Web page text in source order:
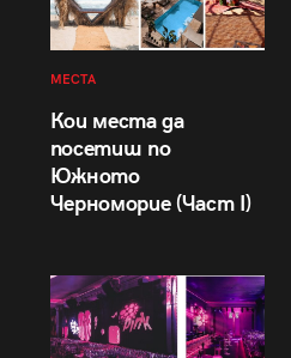
МЕСТА
Кои места да
посетиш по
Южното
Черноморие (Част I)